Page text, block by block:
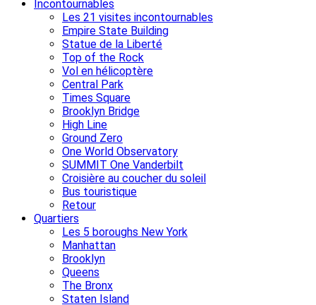
Incontournables
Les 21 visites incontournables
Empire State Building
Statue de la Liberté
Top of the Rock
Vol en hélicoptère
Central Park
Times Square
Brooklyn Bridge
High Line
Ground Zero
One World Observatory
SUMMIT One Vanderbilt
Croisière au coucher du soleil
Bus touristique
Retour
Quartiers
Les 5 boroughs New York
Manhattan
Brooklyn
Queens
The Bronx
Staten Island